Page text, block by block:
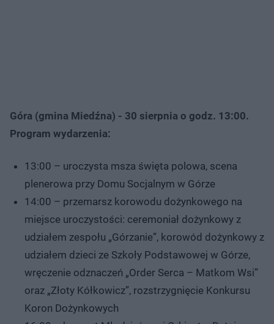
Góra (gmina Miedźna) - 30 sierpnia o godz. 13:00.
Program wydarzenia:
13:00 – uroczysta msza święta polowa, scena
plenerowa przy Domu Socjalnym w Górze
14:00 – przemarsz korowodu dożynkowego na
miejsce uroczystości: ceremoniał dożynkowy z
udziałem zespołu „Górzanie”, korowód dożynkowy z
udziałem dzieci ze Szkoły Podstawowej w Górze,
wręczenie odznaczeń „Order Serca – Matkom Wsi”
oraz „Złoty Kółkowicz”, rozstrzygnięcie Konkursu
Koron Dożynkowych